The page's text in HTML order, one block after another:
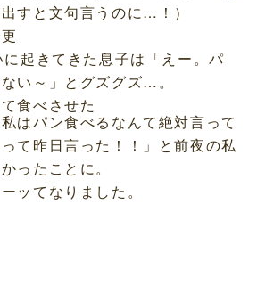
すと文句言うのに…！）
起きてきた息子は「えー。パ
い～」とグズグズ…。
食べさせた
はパン食べるなんて絶対言って
て昨日言った！！」と前夜の私
ったことに。
ッてなりました。